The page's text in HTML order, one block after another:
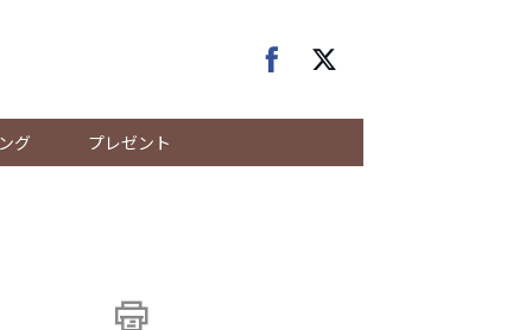
グ プレゼント